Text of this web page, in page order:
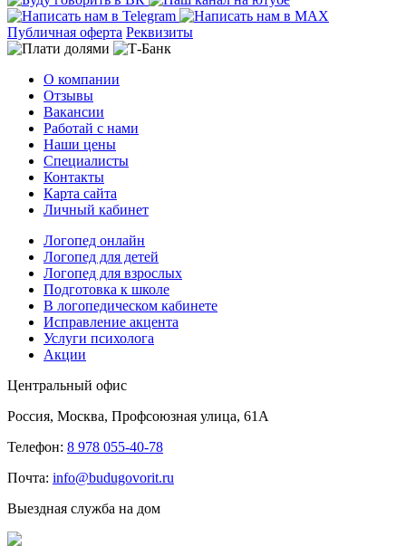
Публичная оферта Реквизиты
О компании
Отзывы
Вакансии
Работай с нами
Наши цены
Специалисты
Контакты
Карта сайта
Личный кабинет
Логопед онлайн
Логопед для детей
Логопед для взрослых
Подготовка к школе
В логопедическом кабинете
Исправление акцента
Услуги психолога
Акции
Центральный офис
Россия, Москва, Профсоюзная улица, 61А
Телефон: 8 978 055-40-78
Почта: info@budugovorit.ru
Выездная служба на дом